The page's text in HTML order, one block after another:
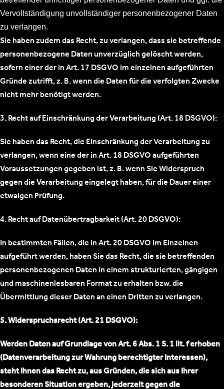
Vervollständigung unvollständiger personenbezogener Daten
zu verlangen.
Sie haben zudem das Recht, zu verlangen, dass sie betreffende
personenbezogene Daten unverzüglich gelöscht werden,
sofern einer der in Art. 17 DSGVO im einzelnen aufgeführten
Gründe zutrifft, z. B. wenn die Daten für die verfolgten Zwecke
nicht mehr benötigt werden.
3. Recht auf Einschränkung der Verarbeitung (Art. 18 DSGVO):
Sie haben das Recht, die Einschränkung der Verarbeitung zu
verlangen, wenn eine der in Art. 18 DSGVO aufgeführten
Voraussetzungen gegeben ist, z. B. wenn Sie Widerspruch
gegen die Verarbeitung eingelegt haben, für die Dauer einer
etwaigen Prüfung.
4. Recht auf Datenübertragbarkeit (Art. 20 DSGVO):
In bestimmten Fällen, die in Art. 20 DSGVO im Einzelnen
aufgeführt werden, haben Sie das Recht, die sie betreffenden
personenbezogenen Daten in einem strukturierten, gängigen
und maschinenlesbaren Format zu erhalten bzw. die
Übermittlung dieser Daten an einen Dritten zu verlangen.
5. Widerspruchsrecht (Art. 21 DSGVO):
Werden Daten auf Grundlage von Art. 6 Abs. 1 S. 1 lit. f erhoben
(Datenverarbeitung zur Wahrung berechtigter Interessen),
steht Ihnen das Recht zu, aus Gründen, die sich aus Ihrer
besonderen Situation ergeben, jederzeit gegen die